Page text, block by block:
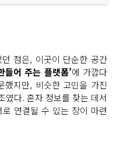
점은, 이곳이 단순한 공간
들어 주는 플랫폼’에 가깝다
지만, 비슷한 고민을 가진
였다. 혼자 정보를 찾는 데서
연결될 수 있는 장이 마련